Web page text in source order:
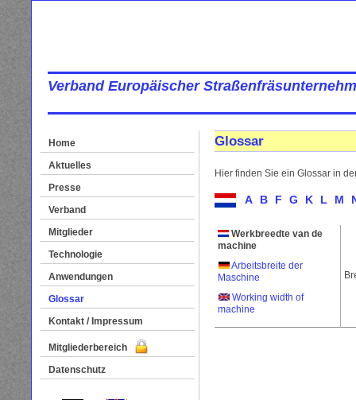
Verband Europäischer
Home
Aktuelles
Presse
Verband
Mitglieder
Technologie
Anwendungen
Glossar
Kontakt / Impressum
Mitgliederbereich
Datenschutz
Glossar
Hier finden Sie ein Glossar in
A B F G K L M
Werkbreedte van de
machine
Arbeitsbreite der
Maschine
Working width of
machine